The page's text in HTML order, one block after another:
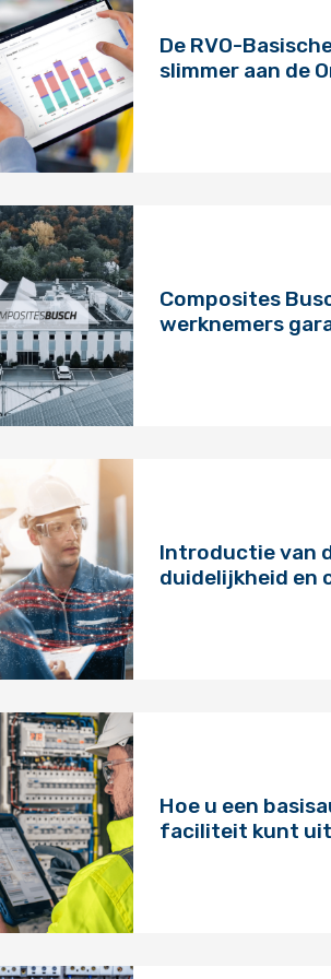
De RVO-
slimmer aan de
Composites
werknemers
Introductie van
duidelijkheid en
Hoe u een
faciliteit kunt